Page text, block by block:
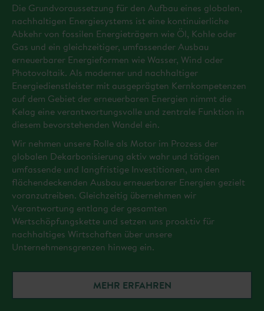
Die Grundvoraussetzung für den Aufbau eines globalen,
nachhaltigen Energiesystems ist eine kontinuierliche
Abkehr von fossilen Energieträgern wie Öl, Kohle oder
Gas und ein gleichzeitiger, umfassender Ausbau
erneuerbarer Energieformen wie Wasser, Wind oder
Photovoltaik. Als moderner und nachhaltiger
Energiedienstleister mit ausgeprägten Kernkompetenzen
auf dem Gebiet der erneuerbaren Energien nimmt die
Kelag eine verantwortungsvolle und zentrale Funktion in
diesem bevorstehenden Wandel ein.
Wir nehmen unsere Rolle als Motor im Prozess der
globalen Dekarbonisierung aktiv wahr und tätigen
umfassende und langfristige Investitionen, um den
flächendeckenden Ausbau erneuerbarer Energien gezielt
voranzutreiben. Gleichzeitig übernehmen wir
Verantwortung entlang der gesamten
Wertschöpfungskette und setzen uns proaktiv für
nachhaltiges Wirtschaften über unsere
Unternehmensgrenzen hinweg ein.
MEHR ERFAHREN